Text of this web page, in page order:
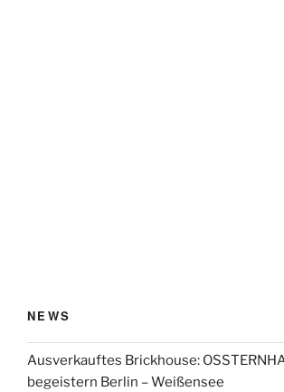
NEWS
Ausverkauftes Brickhouse:
begeistern Berlin – Weißensee